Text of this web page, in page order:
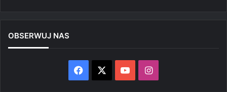
OBSERWUJ NAS
Facebook YouTubeInstagram